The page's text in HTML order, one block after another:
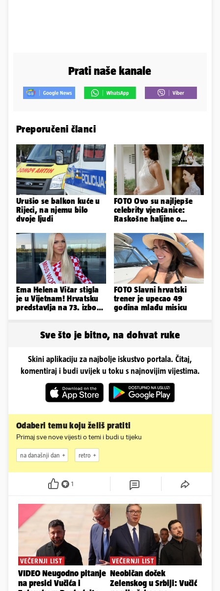
Prati naše kanale
Preporučeni članci
Urušio se balkon kuće u
Rijeci, na njemu bilo
dvoje ljudi
FOTO Ovo su najljepše
celebrity vjenčanice:
Raskošne haljine o
svijet
Ema Helena Vičar stigla
je u Vijetnam! Hrvatsku
predstavlja na 73. izboru
FOTO Slavni hrvatski
trener je upecao 49
godina mlađu misicu
Sve što je bitno, na dohvat ruke
Skini aplikaciju za najbolje iskustvo portala. Čitaj,
komentiraj i budi uvijek u toku s najnovijim vijestima.
Odaberi temu koju želiš pratiti
Primaj sve nove vijesti o temi i budi u tijeku
na današnji dan retro
1